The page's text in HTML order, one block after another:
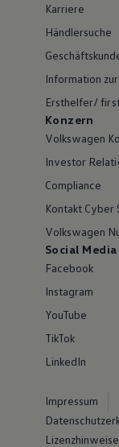
Karriere
Händlersuche
Information
Ersthelfer/
Konzern
Volkswagen
Investor
Compliance
Kontakt Cyber
Volkswagen
Social Media
Facebook
Instagram
YouTube
TikTok
LinkedIn
Impressum